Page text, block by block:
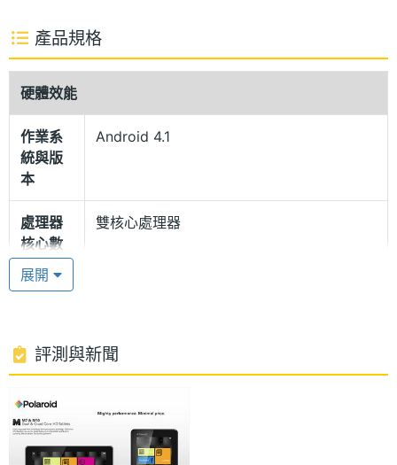
吋、1,280 x 800pixels 解析度的 IPS 觸控螢幕，螢幕
滿放射狀排列的小點，防滑效果不錯。
效能表現不錯
Polaroid M7目標直指 Apple iPad mini，其內在配置
可不能顯得太寒酸，採用 Android 4.1 Jelly Bean 作
業系統，內建 Cortex-A9, 1.6GHz 雙核心處理器與
戶，可透過 microSD 記憶卡進行擴充，整體效能表現
可算不錯。
休閒功能一般
產品規格
硬體效能
作業系
統與版
本
Android 4.1
處理器
核心數
雙核心處理器
RAM記
ROM儲
存空間
8 GB
記憶卡 microSD(TF)
處理器 Cortex-A9, 1.6GHz
展開
評測與新聞